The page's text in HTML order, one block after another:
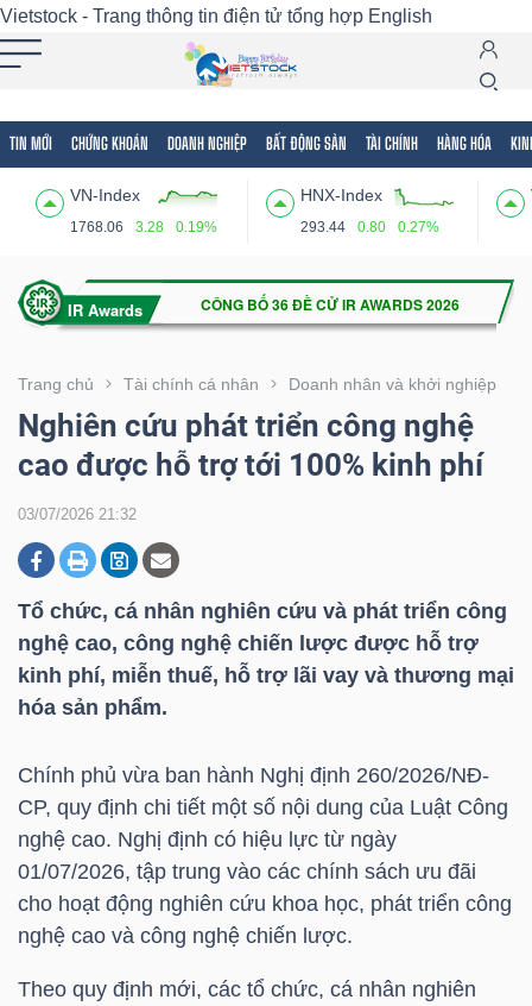
Vietstock - Trang thông tin điện tử tổng hợp English
TIN MỚI CHỨNG KHOÁN DOANH NGHIỆP BẤT ĐỘNG SẢN TÀI CHÍNH HÀNG HÓA
VN-Index
1768.06 3.28 0.19%
HNX-Index
293.44 0.80 0.27%
Trang chủ Tài chính cá nhân Doanh nhân và khởi nghiệp
Nghiên cứu phát triển công nghệ
cao được hỗ trợ tới 100% kinh phí
03/07/2026 21:32
Tổ chức, cá nhân nghiên cứu và phát triển công
nghệ cao, công nghệ chiến lược được hỗ trợ
kinh phí, miễn thuế, hỗ trợ lãi vay và thương mại
hóa sản phẩm.
Chính phủ vừa ban hành Nghị định 260/2026/NĐ-
CP, quy định chi tiết một số nội dung của Luật Công
nghệ cao. Nghị định có hiệu lực từ ngày
01/07/2026, tập trung vào các chính sách ưu đãi
cho hoạt động nghiên cứu khoa học, phát triển công
nghệ cao và công nghệ chiến lược.
Theo quy định mới, các tổ chức, cá nhân nghiên
Tất cả Tính năng Ngành Mã chứng khoán
Tính
(-)
VIETSTOCK
CHỨNG
DOANH
NGHIỆP
ĐỘNG
SẢN
TÀI